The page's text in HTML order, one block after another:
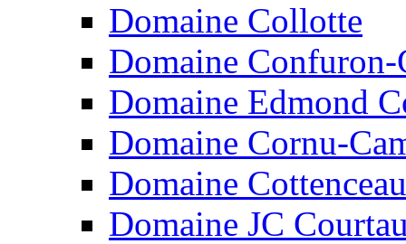
Domaine Collotte
Domaine
Domaine Edmond
Domaine Cornu-
Domaine Cottenceau
Domaine JC